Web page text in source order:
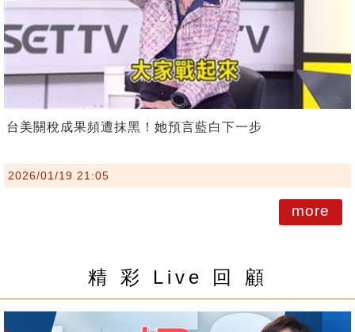
台美關稅成果頻遭抹黑！她預言藍白下一步
2026/01/19 21:05
more
精 彩 Live 回 顧